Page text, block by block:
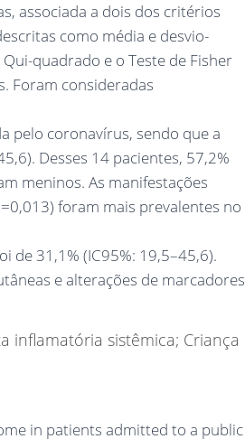
associada a dois dos critérios
como média e desvio-
quadrado e o Teste de Fisher
Foram consideradas
pelo coronavírus, sendo que a
Desses 14 pacientes, 57,2%
meninos. As manifestações
=0,013) foram mais prevalentes no
de 31,1% (IC95%: 19,5–45,6).
e alterações de marcadores
inflamatória sistêmica; Criança
in patients admitted to a public